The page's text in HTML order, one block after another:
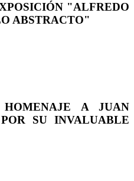
"ALFREDO
ABSTRACTO"
A JUAN
SU INVALUABLE